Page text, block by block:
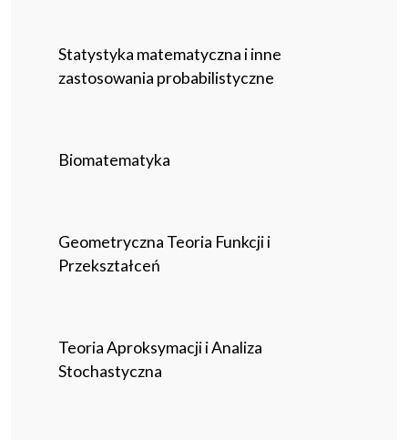
Statystyka matematyczna i inne
zastosowania probabilistyczne
Biomatematyka
Geometryczna Teoria Funkcji i
Przekształceń
Teoria Aproksymacji i Analiza
Stochastyczna